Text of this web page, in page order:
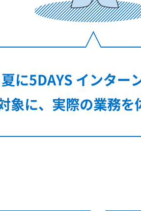
に5DAYS インター
象に、実際の業務を